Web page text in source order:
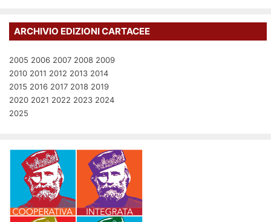
ARCHIVIO EDIZIONI CARTACEE
2005 2006 2007 2008 2009
2010 2011 2012 2013 2014
2015 2016 2017 2018 2019
2020 2021 2022 2023 2024
2025